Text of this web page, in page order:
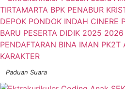
Paduan Suara